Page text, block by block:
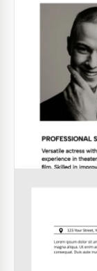
Google Docs